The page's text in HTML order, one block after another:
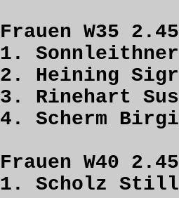
Frauen W35
1.
2. Heining
3. Rinehart
4. Scherm
Frauen W40
1. Scholz